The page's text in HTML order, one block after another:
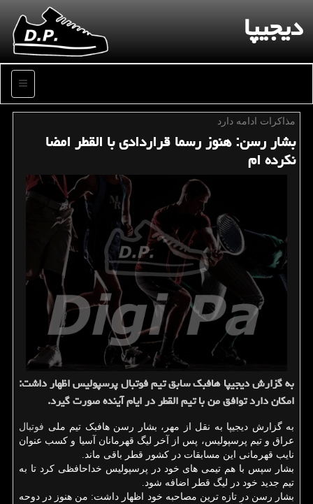
دیجیپا
منو
مذاكرات ادامه دارد
بشار رسن: هنوز رسما قراردادی با القطر امضا
نكرده ام
به گزارش دیجیپا هافبک سابق تیم فوتبال پرسپولیس اظهار داشت:
امکان دارد توافق من با تیم القطر در ایام آینده صورت گیرد.
به گزارش دیجیپا به نقل از مهر، بشار رسن هافبک تیم ملی فوتبال
عراق و تیم پرسپولیس، پس از آخر لیگ قهرمانان آسیا و کسب عنوان
نایب قهرمانی این مسابقات در کشور قطر باقی ماند.
بشار سپس با هم تیمی های خود در پرسپولیس خداحافظی کرد تا به
تیم جدید خود در لیگ قطر اضافه شود.
بشار رسن در تازه ترین مصاحبه خود اظهار داشت: من هنوز در دوحه